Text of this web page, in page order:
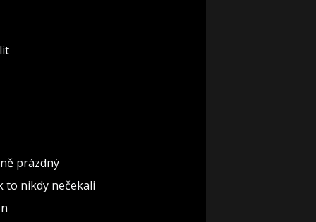
prázdný
to nikdy nečekali